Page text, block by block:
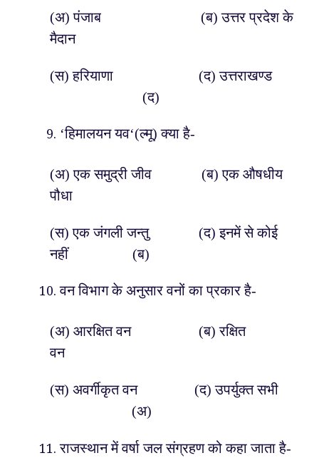
(अ) पंजाब (ब) उत्तर प्रदेश के
मैदान
(स) हरियाणा (द) उत्तराखण्ड
(द)
‘हिमालयन यव‘(ल्मू) क्या है-
(अ) एक समुद्री जीव (ब) एक औषधीय
पौधा
(स) एक जंगली जन्तु (द) इनमें से कोई
नहीं (ब)
वन विभाग के अनुसार वनों का प्रकार है-
(अ) आरक्षित वन (ब) रक्षित
वन
(स) अवर्गीकृत वन (द) उपर्युक्त सभी
(अ)
राजस्थान में वर्षा जल संग्रहण को कहा जाता है-